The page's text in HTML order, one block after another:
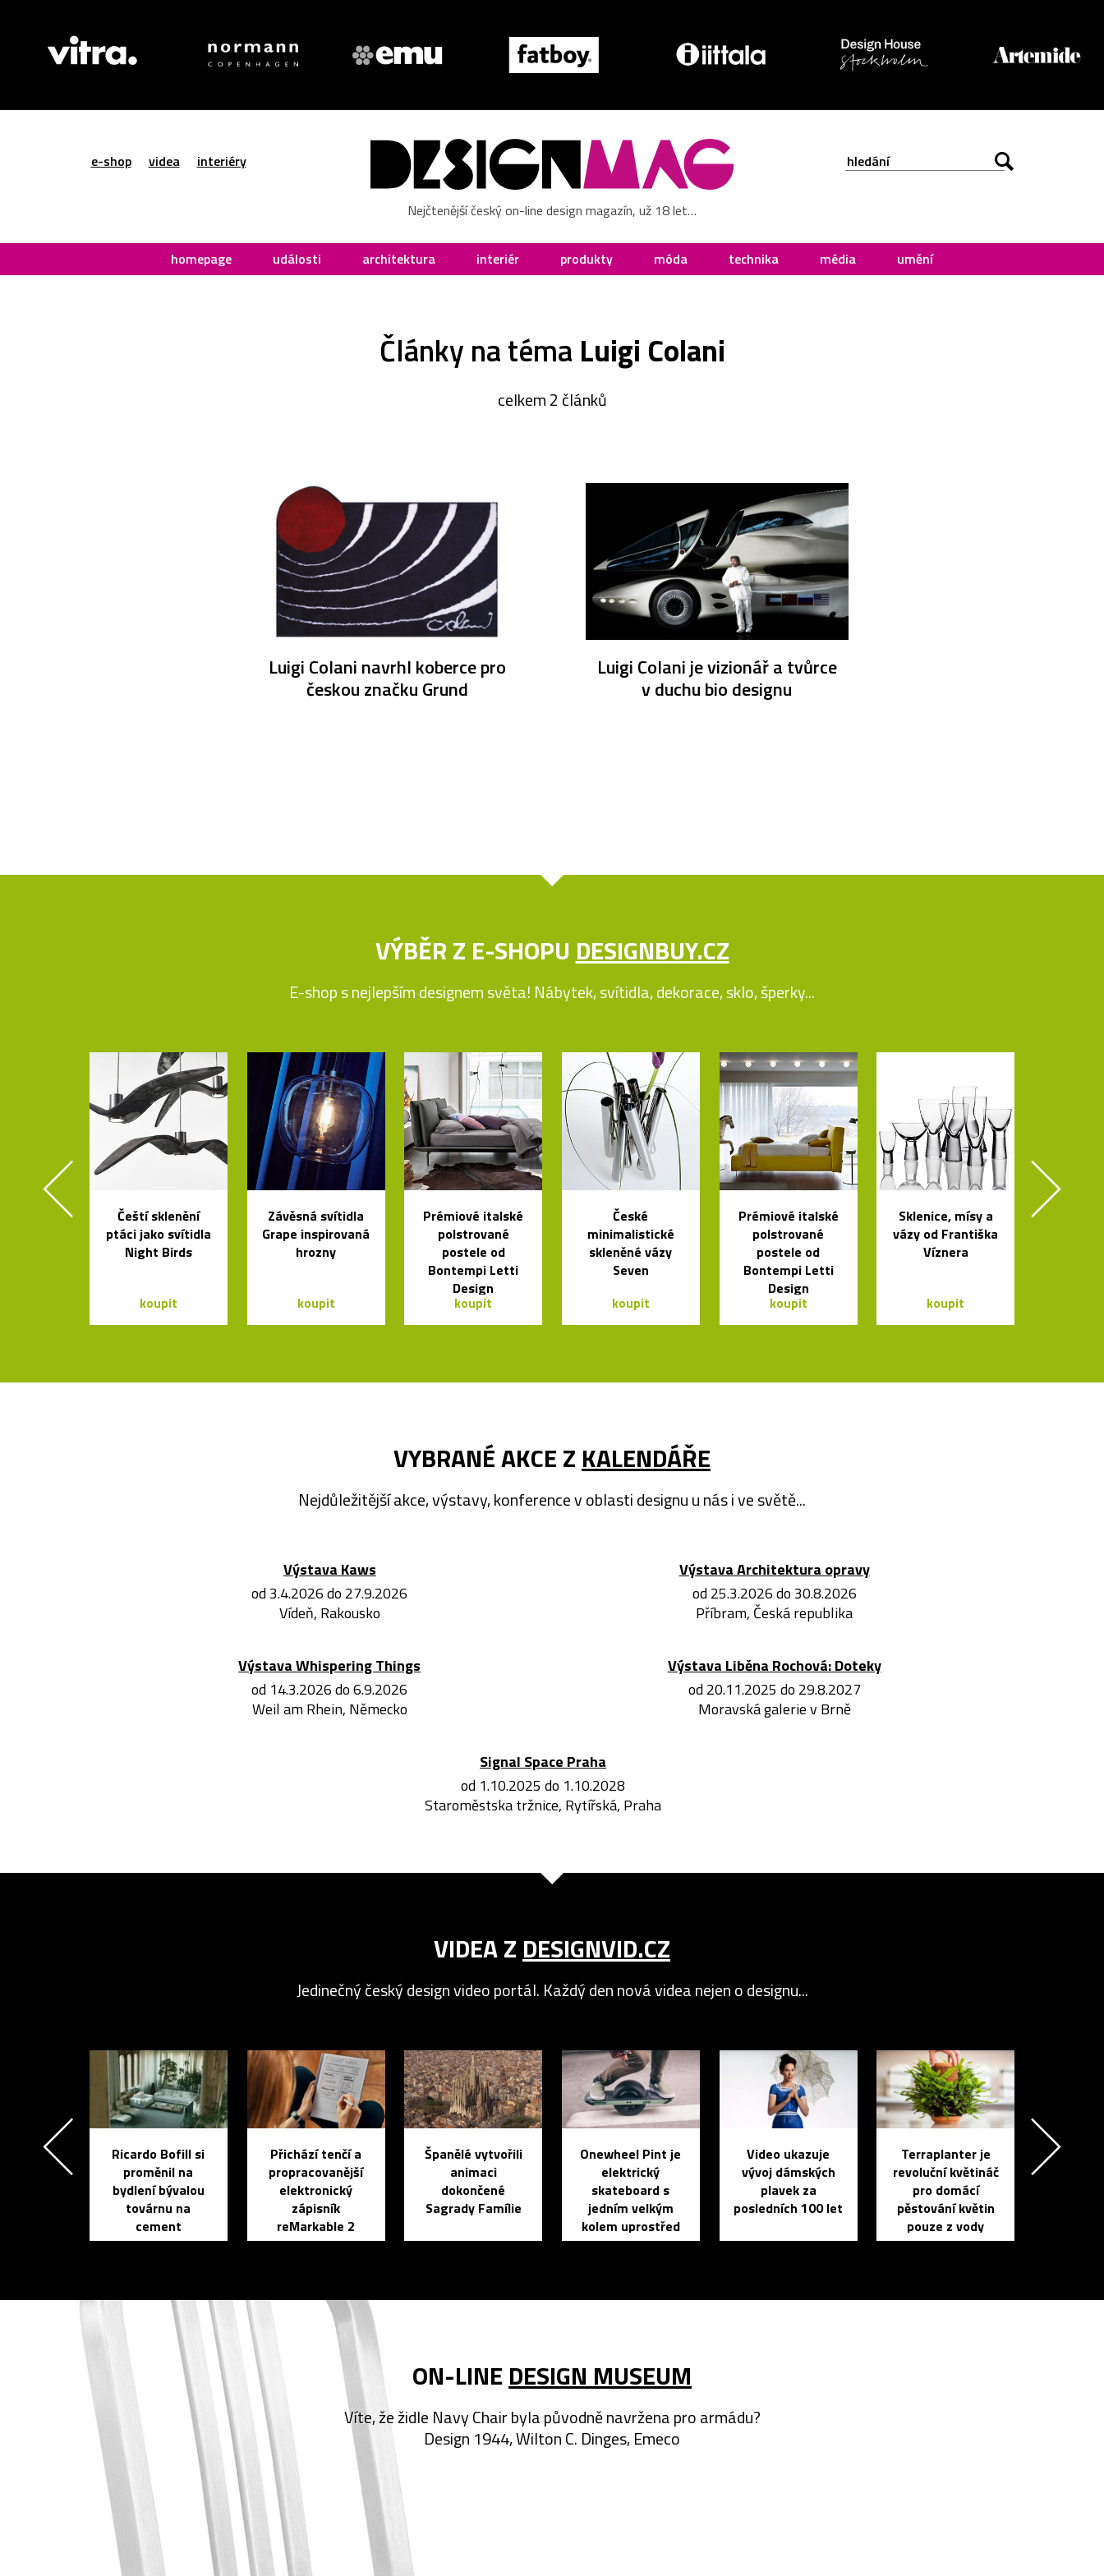
e-shop videa interiéry
Nejčtenější český on-line design magazín, už 18 let…
homepage události architektura interiér produkty móda technika média umění
Články na téma Luigi Colani
celkem 2 článků
Luigi Colani navrhl koberce pro
českou značku Grund
Luigi Colani je vizionář a tvůrce
v duchu bio designu
VÝBĚR Z E-SHOPUDESIGNBUY.CZ
E-shop s nejlepším designem světa! Nábytek, svítidla, dekorace, sklo, šperky...
Čeští sklenění
ptáci jako svítidla
Night Birds
koupit
Závěsná svítidla
Grape inspirovaná
hrozny
koupit
Prémiové italské
polstrované
postele od
Bontempi Letti
Design
koupit
České
minimalistické
skleněné vázy
Seven
koupit
Prémiové italské
polstrované
postele od
Bontempi Letti
Design
koupit
Sklenice, mísy a
vázy od Františka
Víznera
koupit
VYBRANÉ AKCE ZKALENDÁŘE
Nejdůležitější akce, výstavy, konference v oblasti designu u nás i ve světě...
Výstava Kaws
od 3.4.2026 do 27.9.2026
Vídeň, Rakousko
Výstava Architektura opravy
od 25.3.2026 do 30.8.2026
Příbram, Česká republika
Výstava Whispering Things
od 14.3.2026 do 6.9.2026
Weil am Rhein, Německo
Výstava Liběna Rochová: Doteky
od 20.11.2025 do 29.8.2027
Moravská galerie v Brně
Signal Space Praha
od 1.10.2025 do 1.10.2028
Staroměstska tržnice, Rytířská, Praha
VIDEA ZDESIGNVID.CZ
Jedinečný český design video portál. Každý den nová videa nejen o designu...
Ricardo Bofill si
proměnil na
bydlení bývalou
továrnu na
cement
Přichází tenčí a
propracovanější
elektronický
zápisník
reMarkable 2
Španělé vytvořili
animaci
dokončené
Sagrady Famílie
Onewheel Pint je
elektrický
skateboard s
jedním velkým
kolem uprostřed
Video ukazuje
vývoj dámských
plavek za
posledních 100 let
Terraplanter je
revoluční květináč
pro domácí
pěstování květin
pouze z vody
ON-LINEDESIGN MUSEUM
Víte, že židle Navy Chair byla původně navržena pro armádu?
Design 1944, Wilton C. Dinges, Emeco